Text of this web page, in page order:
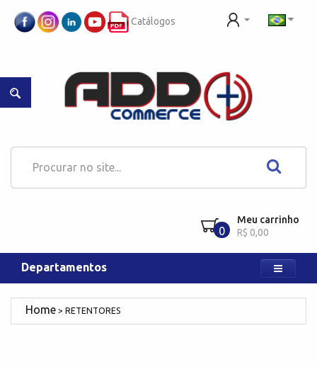
Catálogos
0
Meu carrinho
R$ 0,00
Departamentos
RETENTORES